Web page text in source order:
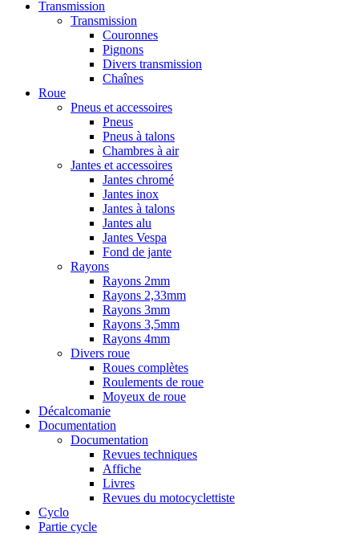
Transmission
Transmission
Couronnes
Pignons
Divers transmission
Chaînes
Roue
Pneus et accessoires
Pneus
Pneus à talons
Chambres à air
Jantes et accessoires
Jantes chromé
Jantes inox
Jantes à talons
Jantes alu
Jantes Vespa
Fond de jante
Rayons
Rayons 2mm
Rayons 2,33mm
Rayons 3mm
Rayons 3,5mm
Rayons 4mm
Divers roue
Roues complètes
Roulements de roue
Moyeux de roue
Décalcomanie
Documentation
Documentation
Revues techniques
Affiche
Livres
Revues du motocyclettiste
Cyclo
Partie cycle